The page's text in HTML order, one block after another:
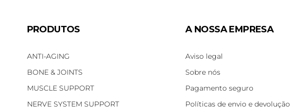
PRODUTOS
ANTI-AGING
BONE & JOINTS
MUSCLE SUPPORT
NERVE SYSTEM SUPPORT
A NOSSA EMPRESA
Aviso legal
Sobre nós
Pagamento seguro
Políticas de envio e devolução